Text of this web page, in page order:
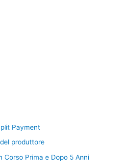
Payment
produttore
Corso Prima e Dopo 5 Anni